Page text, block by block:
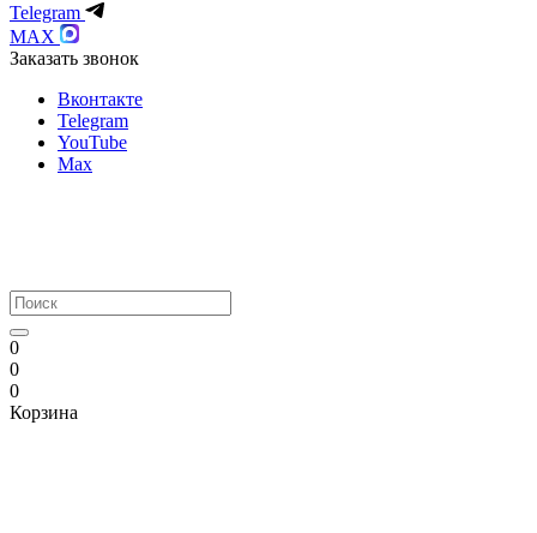
Telegram
MAX
Заказать звонок
Вконтакте
Telegram
YouTube
Max
0
0
0
Корзина